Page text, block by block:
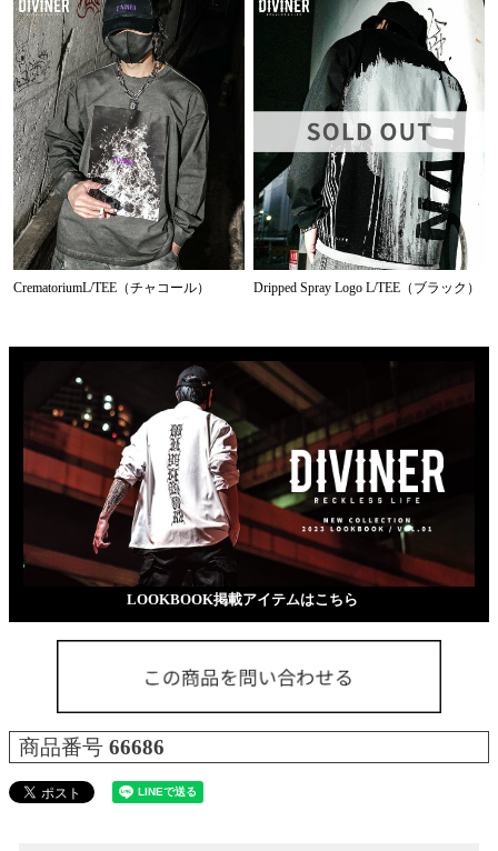
CrematoriumL/TEE（チャコール） Dripped Spray Logo L/TEE（ブラック）
LOOKBOOK掲載アイテムはこちら
商品番号 66686